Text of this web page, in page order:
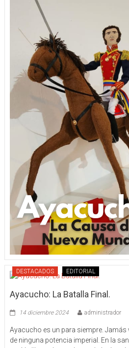
DESTACADOS EDITORIAL
Ayacucho: La Batalla Final.
14 diciembre 2024 administrador
Ayacucho es un para siempre.
de ninguna potencia imperial. En la